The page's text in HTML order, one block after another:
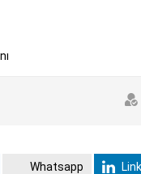
Whatsapp